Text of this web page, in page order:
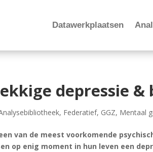
Datawerkplaatsen
depressie
, Federatief, GGZ, Mentaal
van de meest voorkomende
op enig moment in hun leven een